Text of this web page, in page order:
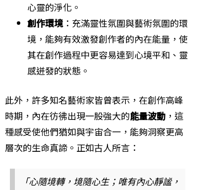
心靈的淨化。
創作環境：充滿靈性氛圍與藝術氛圍的環
境，能夠有效激發創作者的內在能量，使
其在創作過程中更容易達到心境平和、靈
感迸發的狀態。
此外，許多知名藝術家皆曾表示，在創作高峰
時期，內在彷彿出現一股強大的能量波動 ，這
種感受使他們猶如與宇宙合一，能夠洞察更高
層次的生命真諦。正如古人所言：
「心隨境轉，境隨心生；唯有內心靜謐，